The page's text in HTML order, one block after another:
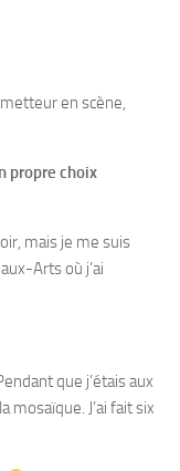
en scène,
propre choix
mais je me suis
Arts où j’ai
que j’étais aux
J’ai fait six